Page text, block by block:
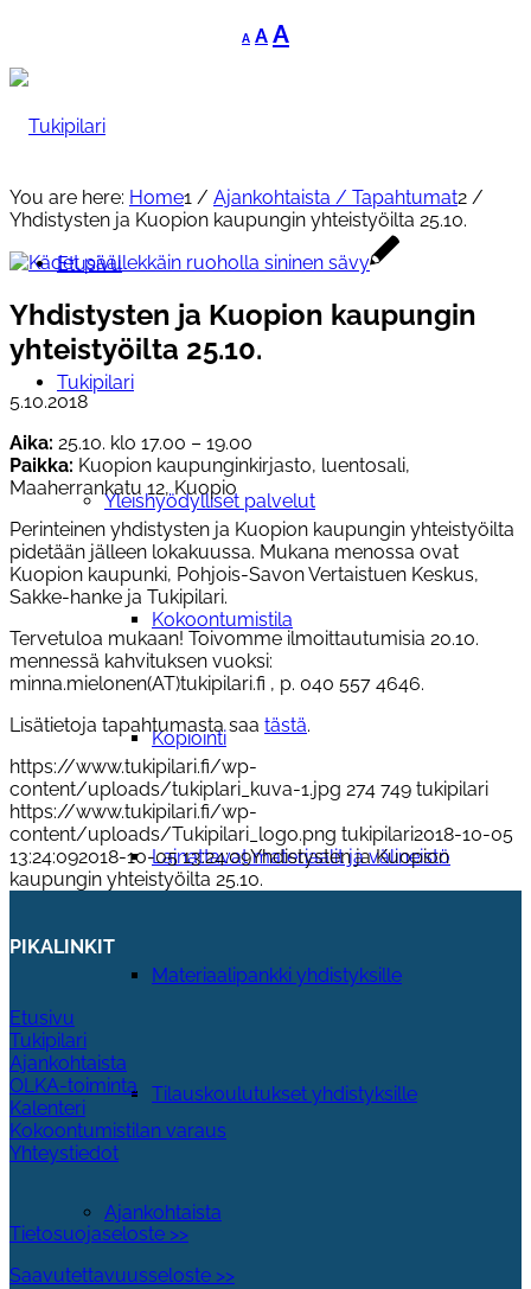
A
Decrease
font
A Reset
font
AIncrease
Etusivu
Tukipilari
Yleishyödylliset palvelut
Kokoontumistila
Kopiointi
Lainattavat materiaalit ja välineistö
Materiaalipankki yhdistyksille
Tilauskoulutukset yhdistyksille
Ajankohtaista
You are here: Home1 / Ajankohtaista / Tapahtumat2 /
Yhdistysten ja Kuopion kaupungin yhteistyöilta 25.10.
Yhdistysten ja Kuopion kaupungin
yhteistyöilta 25.10.
5.10.2018
Aika: 25.10. klo 17.00 – 19.00
Paikka: Kuopion kaupunginkirjasto, luentosali,
Maaherrankatu 12, Kuopio
Perinteinen yhdistysten ja Kuopion kaupungin yhteistyöilta
pidetään jälleen lokakuussa. Mukana menossa ovat
Kuopion kaupunki, Pohjois-Savon Vertaistuen Keskus,
Sakke-hanke ja Tukipilari.
Tervetuloa mukaan! Toivomme ilmoittautumisia 20.10.
mennessä kahvituksen vuoksi:
minna.mielonen(AT)tukipilari.fi , p. 040 557 4646.
Lisätietoja tapahtumasta saa tästä.
https://www.tukipilari.fi/wp-
content/uploads/tukiplari_kuva-1.jpg 274 749 tukipilari
https://www.tukipilari.fi/wp-
content/uploads/Tukipilari_logo.png tukipilari2018-10-05
13:24:092018-10-05 13:24:09Yhdistysten ja Kuopion
kaupungin yhteistyöilta 25.10.
PIKALINKIT
Etusivu
Tukipilari
Ajankohtaista
OLKA-toiminta
Kalenteri
Kokoontumistilan varaus
Yhteystiedot
Tietosuojaseloste >>
Saavutettavuusseloste >>